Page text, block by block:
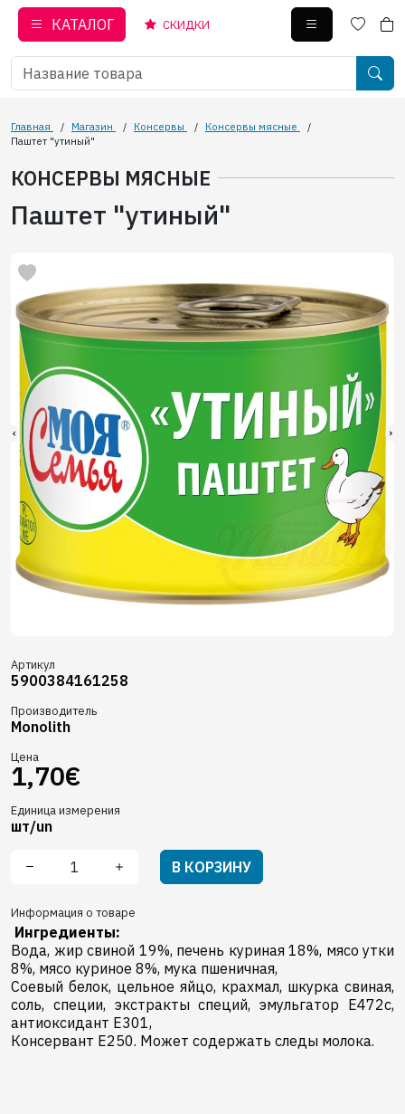
КАТАЛОГ СКИДКИ
Главная / Магазин / Консервы / Консервы мясные
/
Паштет "утиный"
КОНСЕРВЫ МЯСНЫЕ
Паштет "утиный"
Артикул
5900384161258
Производитель
Monolith
Цена
1,70€
Единица измерения
шт/un
В КОРЗИНУ
Информация о товаре
Ингредиенты:
Вода, жир свиной 19%, печень куриная 18%, мясо утки
8%, мясо куриное 8%, мука пшеничная,
Соевый белок, цельное яйцо, крахмал, шкурка свиная,
соль, специи, экстракты специй, эмульгатор E472c,
антиоксидант E301,
Консервант Е250. Может содержать следы молока.